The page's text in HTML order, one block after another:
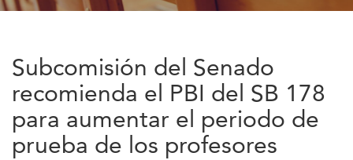
Subcomisión del Senado
recomienda el PBI del SB 178
para aumentar el periodo de
prueba de los profesores